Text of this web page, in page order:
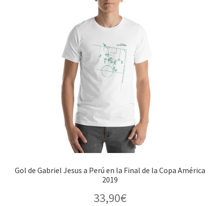
Gol de Gabriel Jesus a Perú en la Final de la Copa América
2019
33,90€